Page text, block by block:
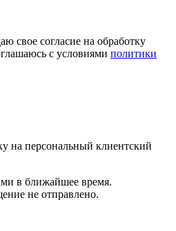
свое согласие на обработку
с условиями политики
на персональный клиентский
в ближайшее время.
не отправлено.